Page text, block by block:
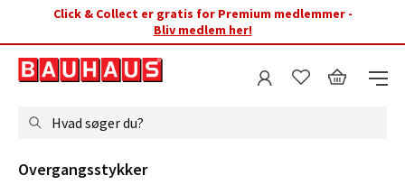
Click & Collect er gratis for Premium medlemmer -
Bliv medlem her!
Hvad søger du?
Overgangsstykker